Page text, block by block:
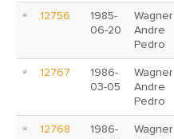
12756
1985-
06-20
Wagner
Andre
Pedro
12767
1986-
03-05
Wagner
Andre
Pedro
12768
1986-
Wagner